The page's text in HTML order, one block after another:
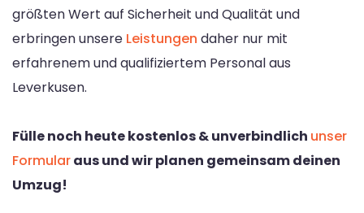
größten Wert auf Sicherheit und Qualität und
erbringen unsere Leistungen daher nur mit
erfahrenem und qualifiziertem Personal aus
Leverkusen.
Fülle noch heute kostenlos & unverbindlich unser
Formularaus und wir planen gemeinsam deinen
Umzug!